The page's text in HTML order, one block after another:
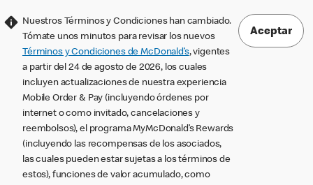
Nuestros Términos y Condiciones han cambiado.
Tómate unos minutos para revisar los nuevos
Términos y Condiciones de McDonald’s, vigentes
a partir del 24 de agosto de 2026, los cuales
incluyen actualizaciones de nuestra experiencia
Mobile Order & Pay (incluyendo órdenes por
internet o como invitado, cancelaciones y
reembolsos), el programa MyMcDonald’s Rewards
(incluyendo las recompensas de los asociados,
las cuales pueden estar sujetas a los términos de
estos), funciones de valor acumulado, como
Aceptar